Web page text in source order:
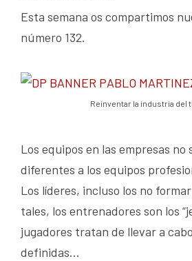
Esta semana os compartimos
número 132.
Reinventar la industria del
Los equipos en las empresas no
diferentes a los equipos
Los líderes, incluso los no
tales, los entrenadores son los
jugadores tratan de llevar a
definidas…